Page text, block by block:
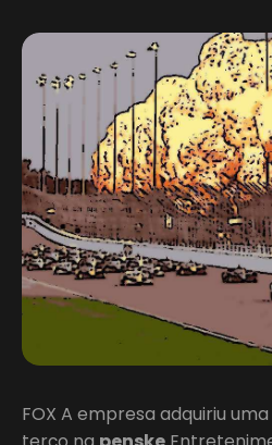
FOX A empresa adquiriu